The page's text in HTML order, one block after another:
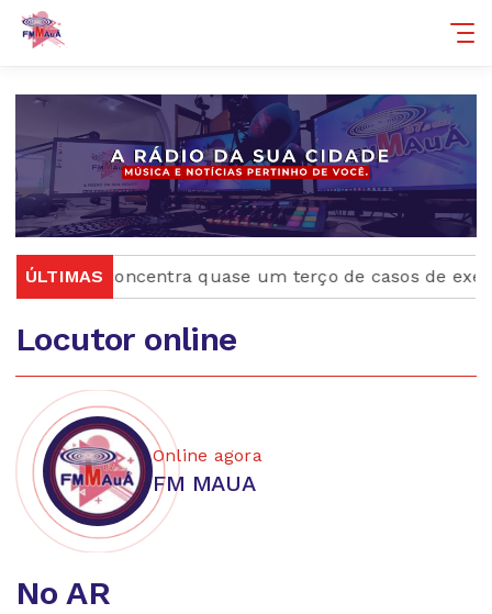
ÚLTIMAS
Rio concentra quase um terço de casos de
Locutor online
Online agora
FM MAUA
No AR